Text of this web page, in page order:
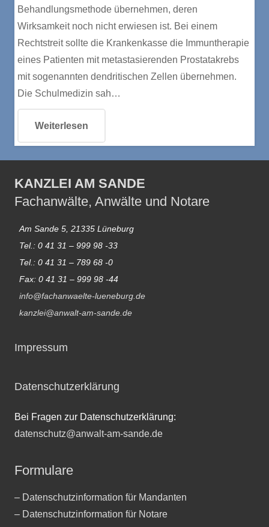
Behandlungsmethode übernehmen, deren
Wirksamkeit noch nicht erwiesen ist. Bei einem
Rechtstreit sollte die Krankenkasse die Immuntherapie
eines Patienten mit metastasierenden Prostatakrebs
mit sogenannten dendritischen Zellen übernehmen.
Die Schulmedizin sah…
Weiterlesen
KANZLEI AM SANDE
Fachanwälte, Anwälte und Notare
Am Sande 5, 21335 Lüneburg
Tel.: 0 41 31 – 999 98 -33
Tel.: 0 41 31 – 789 68 -0
Fax: 0 41 31 – 999 98 -44
info@fachanwaelte-lueneburg.de
kanzlei@anwalt-am-sande.de
Impressum
Datenschutzerklärung
Bei Fragen zur Datenschutzerklärung:
datenschutz@anwalt-am-sande.de
Formulare
– Datenschutzinformation für Mandanten
– Datenschutzinformation für Notare